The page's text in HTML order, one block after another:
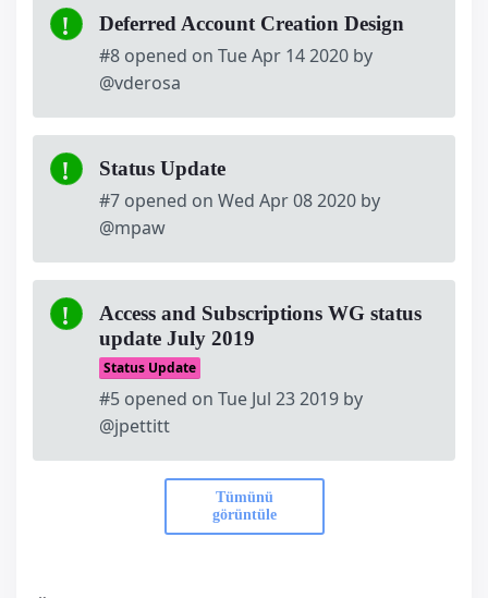
Deferred Account Creation Design
#8 opened on Tue Apr 14 2020 by
@vderosa
Status Update
#7 opened on Wed Apr 08 2020 by
@mpaw
Access and Subscriptions WG status
update July 2019
Status Update
#5 opened on Tue Jul 23 2019 by
@jpettitt
Tümünü
görüntüle